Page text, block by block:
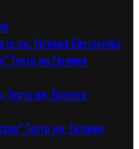
им. Евгения Вахтангова
им.Евгения
им. Евгения
им. Евгения